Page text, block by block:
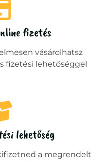
fizetés
vásárolhatsz
fizetési lehetőséggel
lehetőség
a megrendelt